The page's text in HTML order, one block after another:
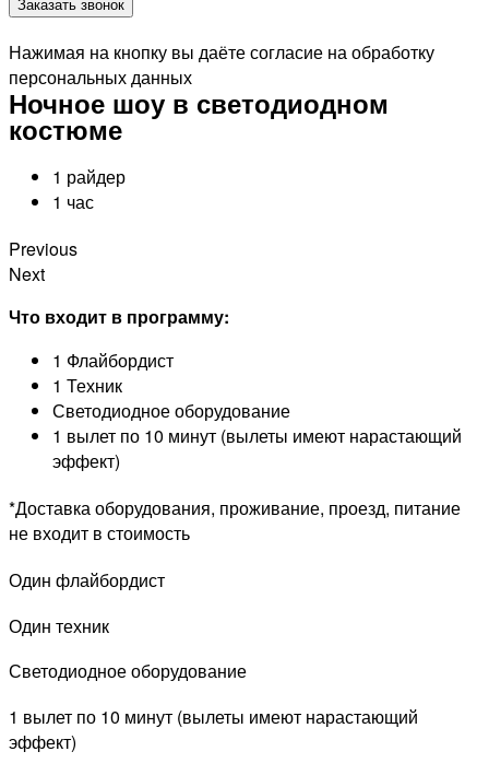
Нажимая на кнопку вы даёте согласие на обработку
персональных данных
Ночное шоу в светодиодном
костюме
1 райдер
1 час
Previous
Next
Что входит в программу:
1 Флайбордист
1 Техник
Светодиодное оборудование
1 вылет по 10 минут (вылеты имеют нарастающий
эффект)
*Доставка оборудования, проживание, проезд, питание
не входит в стоимость
Один флайбордист
Один техник
Светодиодное оборудование
1 вылет по 10 минут (вылеты имеют нарастающий
эффект)